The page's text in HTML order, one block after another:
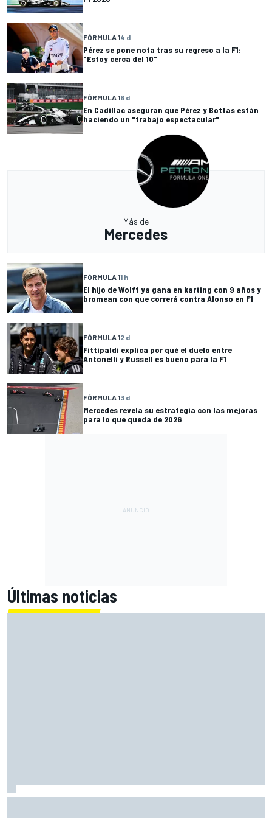
FÓRMULA 14 d
Pérez se pone nota tras su regreso a la F1:
"Estoy cerca del 10"
FÓRMULA 16 d
En Cadillac aseguran que Pérez y Bottas están
haciendo un "trabajo espectacular"
Más de
Mercedes
FÓRMULA 11 h
El hijo de Wolff ya gana en karting con 9 años y
bromean con que correrá contra Alonso en F1
FÓRMULA 12 d
Fittipaldi explica por qué el duelo entre
Antonelli y Russell es bueno para la F1
FÓRMULA 13 d
Mercedes revela su estrategia con las mejoras
para lo que queda de 2026
Últimas noticias